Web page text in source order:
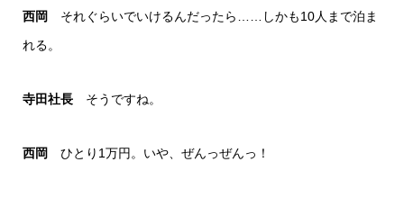
西岡
それぐらいでいけるんだったら……しかも10人まで泊ま
れる。
寺田社長 そうですね。
西岡 ひとり1万円。いや、ぜんっぜんっ！